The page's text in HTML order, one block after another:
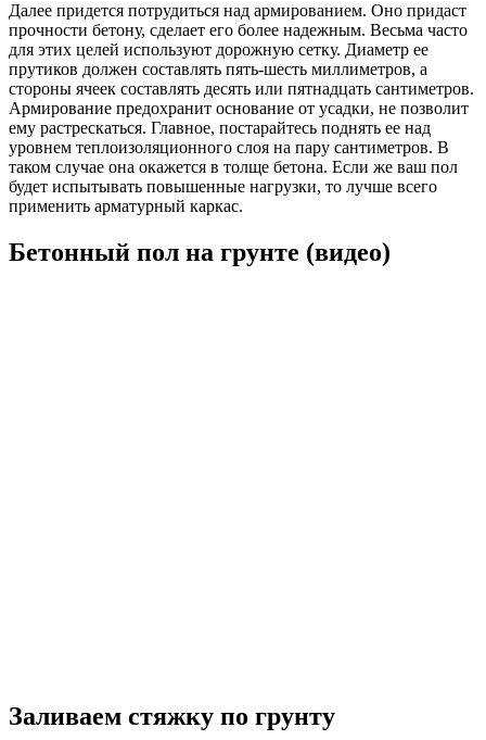
Далее придется потрудиться над армированием. Оно придаст
прочности бетону, сделает его более надежным. Весьма часто
для этих целей используют дорожную сетку. Диаметр ее
прутиков должен составлять пять-шесть миллиметров, а
стороны ячеек составлять десять или пятнадцать сантиметров.
Армирование предохранит основание от усадки, не позволит
ему растрескаться. Главное, постарайтесь поднять ее над
уровнем теплоизоляционного слоя на пару сантиметров. В
таком случае она окажется в толще бетона. Если же ваш пол
будет испытывать повышенные нагрузки, то лучше всего
применить арматурный каркас.
Бетонный пол на грунте (видео)
Заливаем стяжку по грунту